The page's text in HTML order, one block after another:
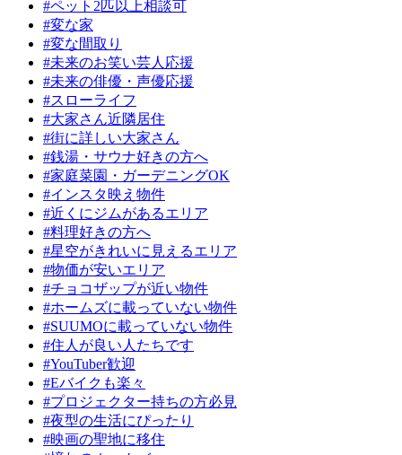
#ペット2匹以上相談可
#変な家
#変な間取り
#未来のお笑い芸人応援
#未来の俳優・声優応援
#スローライフ
#大家さん近隣居住
#街に詳しい大家さん
#銭湯・サウナ好きの方へ
#家庭菜園・ガーデニングOK
#インスタ映え物件
#近くにジムがあるエリア
#料理好きの方へ
#星空がきれいに見えるエリア
#物価が安いエリア
#チョコザップが近い物件
#ホームズに載っていない物件
#SUUMOに載っていない物件
#住人が良い人たちです
#YouTuber歓迎
#Eバイクも楽々
#プロジェクター持ちの方必見
#夜型の生活にぴったり
#映画の聖地に移住